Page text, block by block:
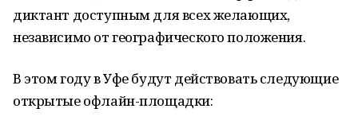
диктант доступным для всех желающих,
независимо от географического положения.
В этом году в Уфе будут действовать следующие
открытые офлайн-площадки: